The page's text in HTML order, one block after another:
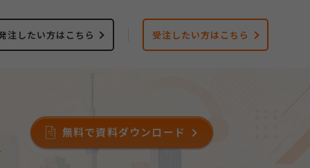
注したい方はこちら 受注したい方はこちら
無料で資料ダウンロード